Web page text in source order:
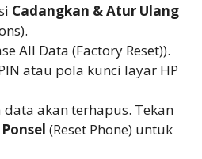
Cadangkan & Atur Ulang
All Data (Factory Reset)).
atau pola kunci layar HP
akan terhapus. Tekan
(Reset Phone) untuk